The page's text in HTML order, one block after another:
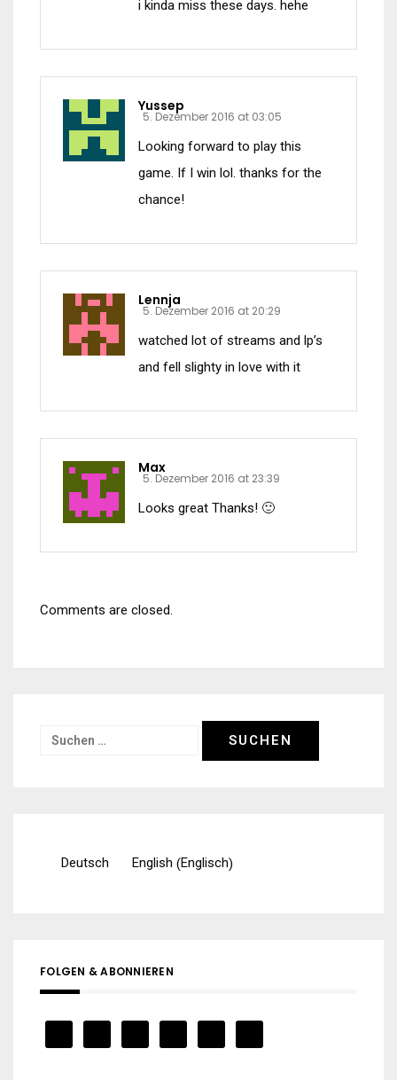
i kinda miss these days. hehe
Yussep
5. Dezember 2016 at 03:05
Looking forward to play this
game. If I win lol. thanks for the
chance!
Lennja
5. Dezember 2016 at 20:29
watched lot of streams and lp’s
and fell slighty in love with it
Max
5. Dezember 2016 at 23:39
Looks great Thanks! 🙂
Comments are closed.
Suchen
Deutsch English (Englisch)
FOLGEN & ABONNIEREN